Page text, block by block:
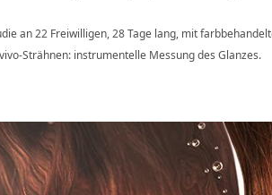
an 22 Freiwilligen, 28 Tage lang, mit
Strähnen: instrumentelle Messung des Glanzes.